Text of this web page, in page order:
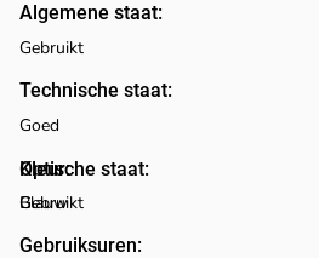
Algemene staat:
Technische staat:
Optische staat:
Kleur:
Blauw
Gebruiksuren:
Gebruikt
Goed
Gebruikt